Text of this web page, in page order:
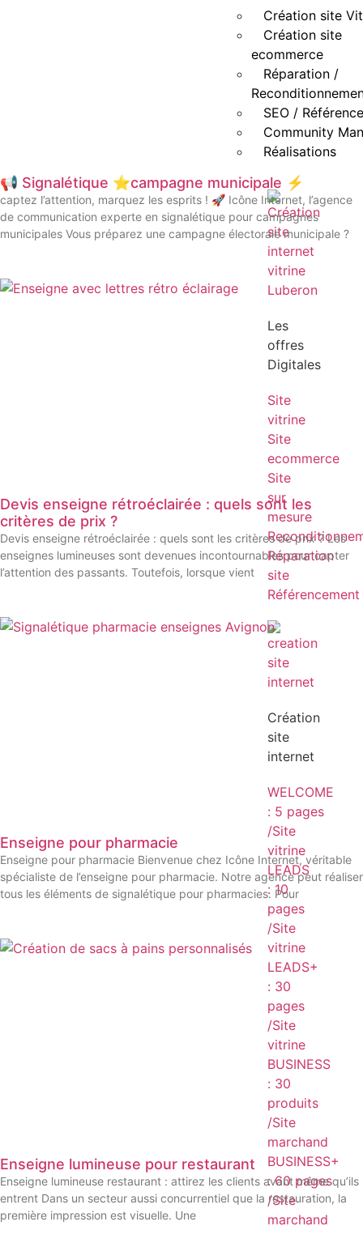
Création site
Création site
ecommerce
Réparation /
SEO /
Community
Réalisations
Les
offres
Digitales
Site
vitrine
Site
ecommerce
Site
sur
mesure
Réparation
site
Référencement
Création
site
internet
WELCOME
: 5 pages
/Site
vitrine
LEADS
: 10
pages
/Site
vitrine
LEADS+
: 30
pages
/Site
vitrine
BUSINESS
: 30
produits
/Site
marchand
BUSINESS+
: 60 pages
/Site
marchand
📢 Signalétique ⭐️campagne municipale ⚡️
captez l’attention, marquez les esprits ! 🚀 Icône Internet, l’agence
de communication experte en signalétique pour campagnes
municipales Vous préparez une campagne électorale municipale ?
Devis enseigne rétroéclairée : quels sont les
critères de prix ?
Devis enseigne rétroéclairée : quels sont les critères de prix ? Les
enseignes lumineuses sont devenues incontournables pour capter
l’attention des passants. Toutefois, lorsque vient
Enseigne pour pharmacie
Enseigne pour pharmacie Bienvenue chez Icône Internet, véritable
spécialiste de l’enseigne pour pharmacie. Notre agence peut réaliser
tous les éléments de signalétique pour pharmacies. Pour
Enseigne lumineuse pour restaurant
Enseigne lumineuse restaurant : attirez les clients avant même qu’ils
entrent Dans un secteur aussi concurrentiel que la restauration, la
première impression est visuelle. Une